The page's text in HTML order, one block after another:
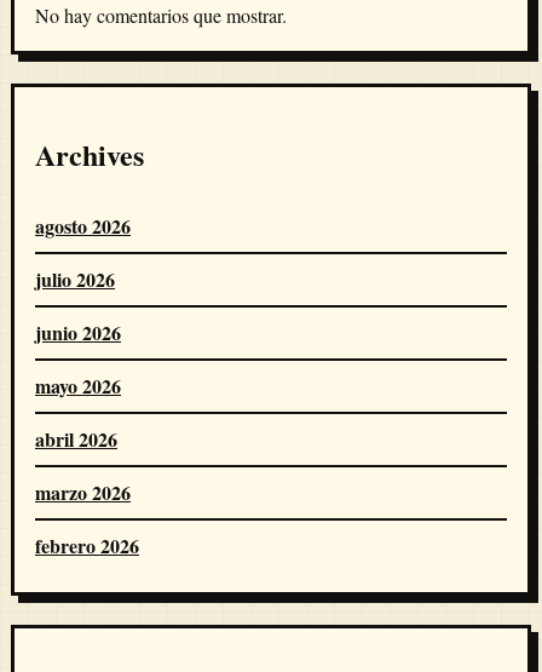
No hay comentarios que mostrar.
Archives
agosto 2026
julio 2026
junio 2026
mayo 2026
abril 2026
marzo 2026
febrero 2026